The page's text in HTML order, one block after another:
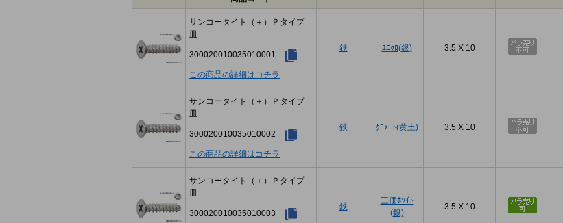
サンコータイト（＋）Ｐタイプ
皿
300020010035010001
この商品の詳細はコチラ
鉄 ﾕﾆｸﾛ(銀) 3.5 X 10
サンコータイト（＋）Ｐタイプ
皿
300020010035010002
この商品の詳細はコチラ
鉄 ｸﾛﾒｰﾄ(黄土) 3.5 X 10
サンコータイト（＋）Ｐタイプ
皿
300020010035010003
鉄
三価ﾎﾜｲﾄ
(銀)
3.5 X 10